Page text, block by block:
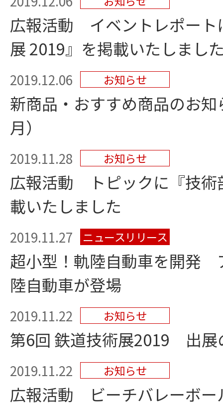
広報活動 イベントレポート
展 2019』を掲載いたしまし
2019.12.06 お知らせ
新商品・おすすめ商品のお
月）
2019.11.28 お知らせ
広報活動 トピックに『技術
載いたしました
2019.11.27 ニュースリリース
超小型！軌陸自動車を開発
陸自動車が登場
2019.11.22 お知らせ
第6回 鉄道技術展2019 出展
2019.11.22 お知らせ
広報活動 ビーチバレーボー